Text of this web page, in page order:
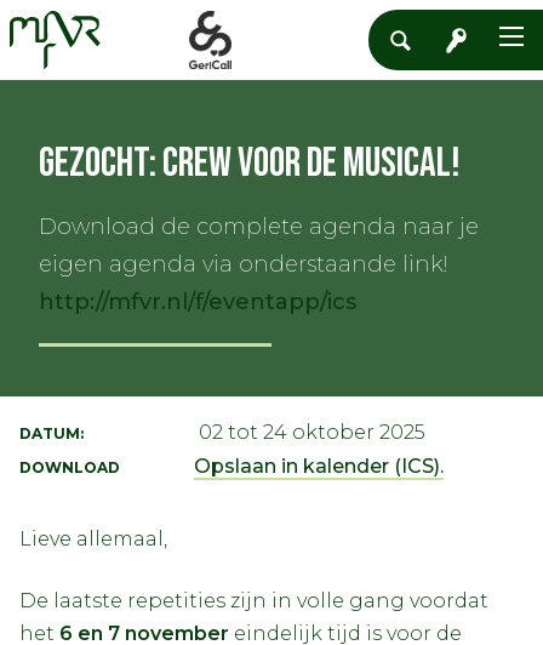
Gezocht: Crew voor de Musical!
Download de complete agenda naar je
eigen agenda via onderstaande link!
http://mfvr.nl/f/eventapp/ics
DATUM: 02 tot 24 oktober 2025
DOWNLOAD Opslaan in kalender (ICS).
Lieve allemaal,
De laatste repetities zijn in volle gang voordat
het 6 en 7 november eindelijk tijd is voor de